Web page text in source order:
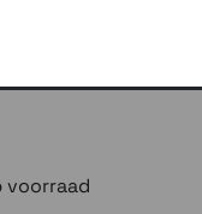
voorraad